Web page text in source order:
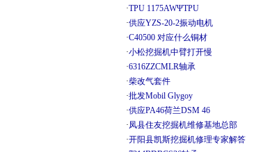
·TPU 1175AWΨTPU
·供应YZS-20-2振动电机
·C40500 对应什么铜材
·小松挖掘机中臂打开慢
·6316ZZCMLR轴承
·柴改气套件
·批发Mobil Glygoy
·供应PA46荷兰DSM 46
·凤县住友挖掘机维修基地总部
·开阳县凯斯挖掘机修理专家解答